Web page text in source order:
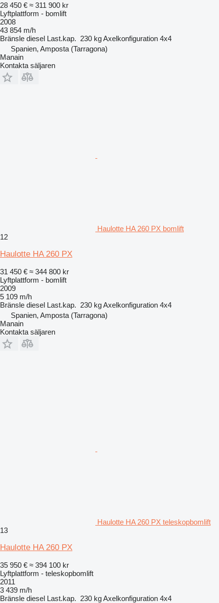
28 450 € ≈ 311 900 kr
Lyftplattform - bomlift
2008
43 854 m/h
Bränsle diesel Last.kap. 230 kgAxelkonfiguration 4x4
Spanien, Amposta (Tarragona)
Manain
Kontakta säljaren
Haulotte HA 260 PX bomlift
12
Haulotte HA 260 PX
31 450 € ≈ 344 800 kr
Lyftplattform - bomlift
2009
5 109 m/h
Bränsle diesel Last.kap. 230 kgAxelkonfiguration 4x4
Spanien, Amposta (Tarragona)
Manain
Kontakta säljaren
Haulotte HA 260 PX teleskopbomlift
13
Haulotte HA 260 PX
35 950 € ≈ 394 100 kr
Lyftplattform - teleskopbomlift
2011
3 439 m/h
Bränsle diesel Last.kap. 230 kgAxelkonfiguration 4x4